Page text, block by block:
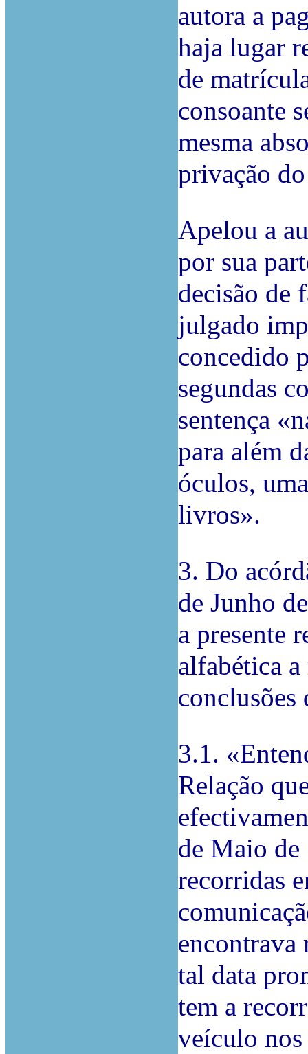
autora a
haja lugar
de
consoante
mesma
privação
Apelou a
por sua
decisão de
julgado
concedido
segundas
sentença
para além
óculos,
livros».
3. Do
de Junho
a presente
alfabética a
conclusões
3.1.
Relação
de Maio de
recorridas
encontrava
tal data
tem a
veículo